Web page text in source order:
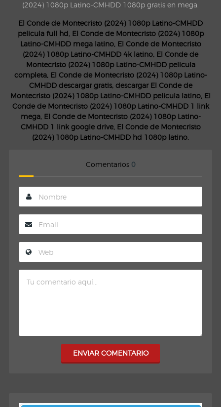
(2024) 1080p Latino-CMHDD 1080p gratis en mega.
El Conde de Montecristo (2024) 1080p Latino-CMHDD
pelicula full hd, El Conde de Montecristo (2024) 1080p
Latino-CMHDD mega latino, El Conde de Montecristo
(2024) 1080p Latino-CMHDD 4k latino, El Conde de
Montecristo (2024) 1080p Latino-CMHDD pelicula
completa, El Conde de Montecristo (2024) 1080p Latino-
CMHDD descargar gratis, descargar El Conde de
Montecristo (2024) 1080p Latino-CMHDD pelicula latino, El
Conde de Montecristo (2024) 1080p Latino-CMHDD 1 link
mega, El Conde de Montecristo (2024) 1080p Latino-
CMHDD 1 link google drive, El Conde de Montecristo
(2024) 1080p Latino-CMHDD hd 1080p latino.
Comentarios 0
ENVIAR COMENTARIO